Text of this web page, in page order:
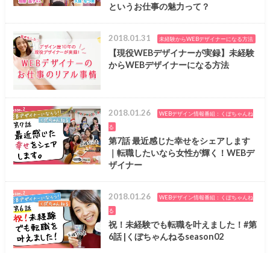
というお仕事の魅力って？
2018.01.31 未経験からWEBデザイナーになる方法
【現役WEBデザイナーが実録】未経験
からWEBデザイナーになる方法
2018.01.26
WEBデザイン情報番組：くぼちゃんね
る
第7話 最近感じた幸せをシェアします
｜転職したいなら女性が輝く！WEBデ
ザイナー
2018.01.26
WEBデザイン情報番組：くぼちゃんね
る
祝！未経験でも転職を叶えました！#第
6話 |くぼちゃんねるseason02